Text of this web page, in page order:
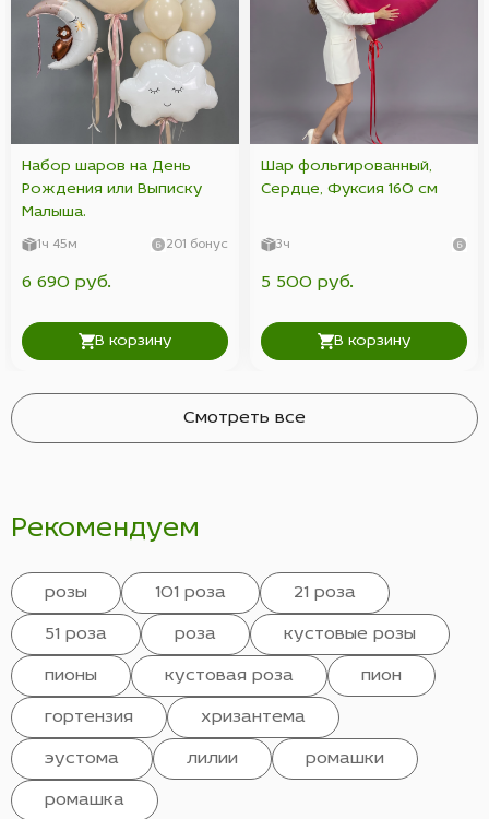
Набор шаров на День
Рождения или Выписку
Малыша.
1ч 45м 201 бонус
6 690 руб.
В корзину
Шар фольгированный,
Сердце, Фуксия 160 см
3ч
5 500 руб.
В корзину
Смотреть все
Рекомендуем
розы 101 роза 21 роза
51 роза роза кустовые розы
пионы кустовая роза пион
гортензия хризантема
эустома лилии ромашки
ромашка